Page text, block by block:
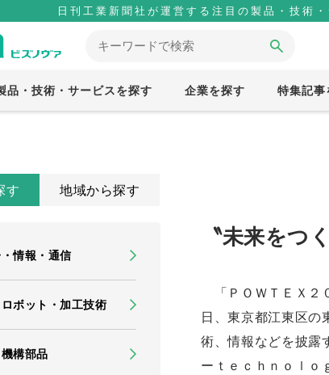
日刊工業新聞社が運営する注目の製品・技術
品・技術・サービスを探す 企業を探す 特集記事
す 地域から探す
情報・通信
ボット・加工技術
構部品
〝未来を
「ＰＯＷＴＥＸ２
日、東京都江東区の
術、情報などを披露
ーｔｅｃｈｎｏｌ